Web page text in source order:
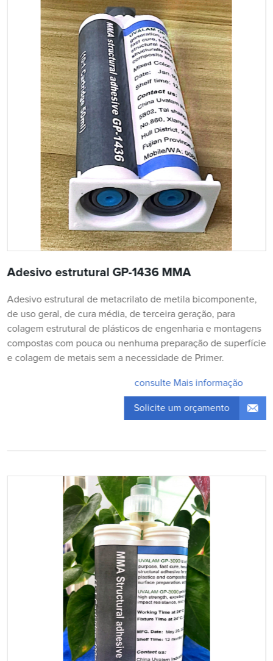
Adesivo estrutural GP-1436 MMA
Adesivo estrutural de metacrilato de metila bicomponente,
de uso geral, de cura média, de terceira geração, para
colagem estrutural de plásticos de engenharia e montagens
compostas com pouca ou nenhuma preparação de superfície
e colagem de metais sem a necessidade de Primer.
consulte Mais informação
Solicite um orçamento